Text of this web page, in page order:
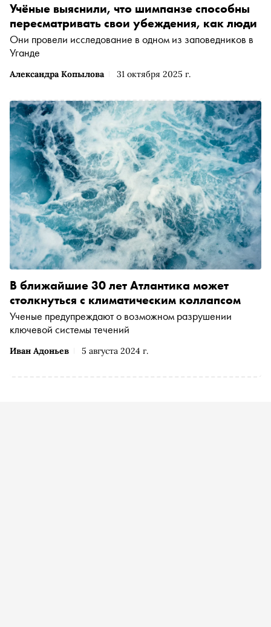
Александра Копылова 31 октября 2025 г.
Учёные выяснили, что шимпанзе способны
пересматривать свои убеждения, как люди
Они провели исследование в одном из заповедников в
Уганде
Иван Адоньев 5 августа 2024 г.
В ближайшие 30 лет Атлантика может
столкнуться с климатическим коллапсом
Ученые предупреждают о возможном разрушении
ключевой системы течений